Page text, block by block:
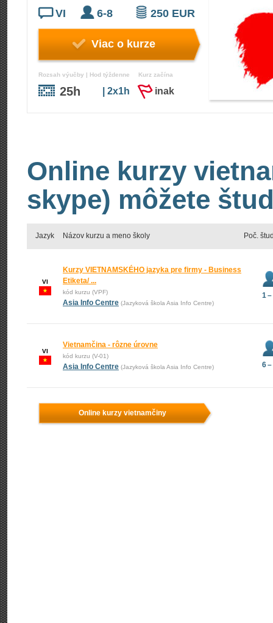
VI 6-8 250 EUR
Viac o kurze
Rozsah výučby | Hod týždenne
25h | 2x1h
Kurz začína
inak
Online kurzy
skype) môžete
Jazyk Názov kurzu a meno školy Poč.
VI
Kurzy VIETNAMSKÉHO jazyka pre firmy - Business
Etiketa/ ...
kód kurzu (VPF)
Asia Info Centre (Jazyková škola Asia Info Centre)
1 –
VI
Vietnamčina - rôzne úrovne
kód kurzu (V-01)
Asia Info Centre (Jazyková škola Asia Info Centre) 6 –
Online kurzy vietnamčiny